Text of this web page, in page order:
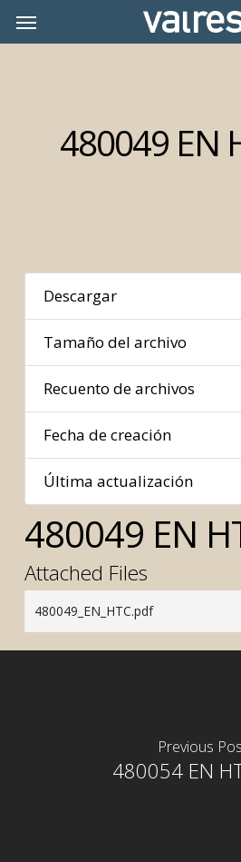
Menu
480049 EN
Descargar
Tamaño del archivo
Recuento de archivos
Fecha de creación
Última actualización
480049 EN
Attached Files
480049_EN_HTC.pdf
Previous
480054 EN